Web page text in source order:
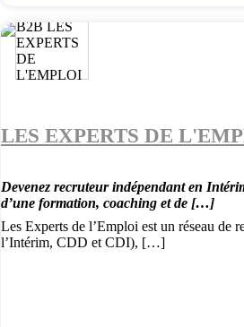
LES EXPERTS DE
Devenez recruteur indépendant en
d’une formation, coaching et de […]
Les Experts de l’Emploi est un réseau de
l’Intérim, CDD et CDI), […]